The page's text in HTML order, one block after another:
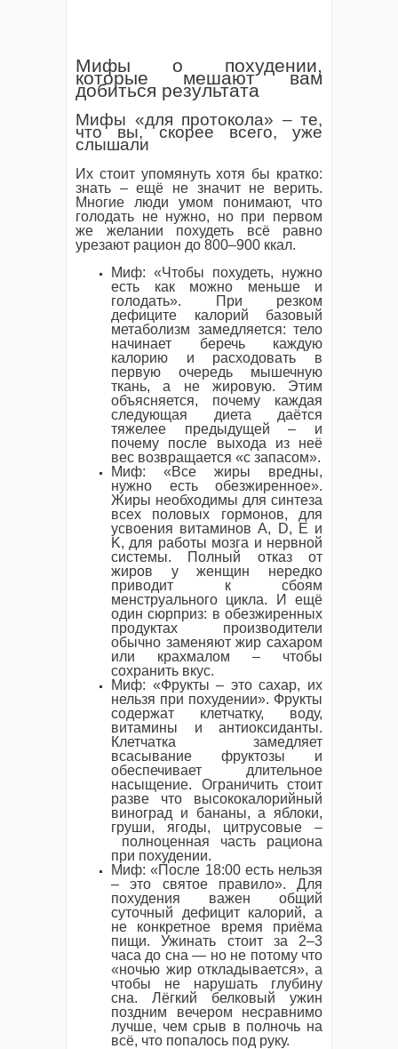
Мифы о похудении,
которые мешают вам
добиться результата
Мифы «для протокола» – те,
что вы, скорее всего, уже
слышали
Их стоит упомянуть хотя бы кратко:
знать – ещё не значит не верить.
Многие люди умом понимают, что
голодать не нужно, но при первом
же желании похудеть всё равно
урезают рацион до 800–900 ккал.
Миф: «Чтобы похудеть, нужно
есть как можно меньше и
голодать». При резком
дефиците калорий базовый
метаболизм замедляется: тело
начинает беречь каждую
калорию и расходовать в
первую очередь мышечную
ткань, а не жировую. Этим
объясняется, почему каждая
следующая диета даётся
тяжелее предыдущей – и
почему после выхода из неё
вес возвращается «с запасом».
Миф: «Все жиры вредны,
нужно есть обезжиренное».
Жиры необходимы для синтеза
всех половых гормонов, для
усвоения витаминов A, D, E и
K, для работы мозга и нервной
системы. Полный отказ от
жиров у женщин нередко
приводит к сбоям
менструального цикла. И ещё
один сюрприз: в обезжиренных
продуктах производители
обычно заменяют жир сахаром
или крахмалом – чтобы
сохранить вкус.
Миф: «Фрукты – это сахар, их
нельзя при похудении». Фрукты
содержат клетчатку, воду,
витамины и антиоксиданты.
Клетчатка замедляет
всасывание фруктозы и
обеспечивает длительное
насыщение. Ограничить стоит
разве что высококалорийный
виноград и бананы, а яблоки,
груши, ягоды, цитрусовые –
полноценная часть рациона
при похудении.
Миф: «После 18:00 есть нельзя
– это святое правило». Для
похудения важен общий
суточный дефицит калорий, а
не конкретное время приёма
пищи. Ужинать стоит за 2–3
часа до сна — но не потому что
«ночью жир откладывается», а
чтобы не нарушать глубину
сна. Лёгкий белковый ужин
поздним вечером несравнимо
лучше, чем срыв в полночь на
всё, что попалось под руку.